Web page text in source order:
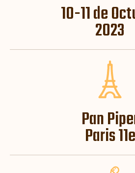
10-11 de
2023
Pan
Paris 11e